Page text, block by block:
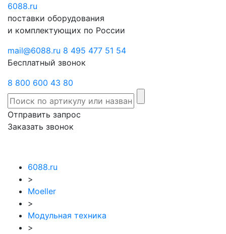
6088.ru
поставки оборудования
и комплектующих по России
mail@6088.ru 8 495 477 51 54
Бесплатный звонок
8 800 600 43 80
Отправить запрос
Заказать звонок
6088.ru
>
Moeller
>
Модульная техника
>
Отправить
запрос
звонок